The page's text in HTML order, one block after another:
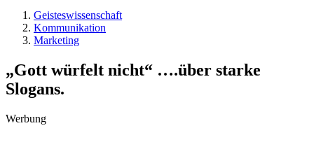
Geisteswissenschaft
Kommunikation
Marketing
„Gott würfelt nicht“ ….über starke
Slogans.
Werbung